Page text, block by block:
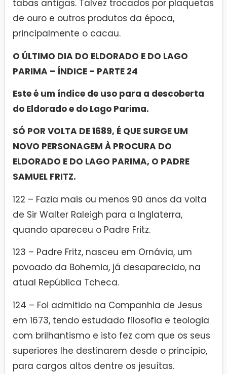
tabas antigas. Talvez trocados por plaquetas
de ouro e outros produtos da época,
principalmente o cacau.
O ÚLTIMO DIA DO ELDORADO E DO LAGO
PARIMA – ÍNDICE – PARTE 24
Este é um índice de uso para a descoberta
do Eldorado e do Lago Parima.
SÓ POR VOLTA DE 1689, É QUE SURGE UM
NOVO PERSONAGEM À PROCURA DO
ELDORADO E DO LAGO PARIMA, O PADRE
SAMUEL FRITZ.
122 – Fazia mais ou menos 90 anos da volta
de Sir Walter Raleigh para a Inglaterra,
quando apareceu o Padre Fritz.
123 – Padre Fritz, nasceu em Ornávia, um
povoado da Bohemia, já desaparecido, na
atual República Tcheca.
124 – Foi admitido na Companhia de Jesus
em 1673, tendo estudado filosofia e teologia
com brilhantismo e isto fez com que os seus
superiores lhe destinarem desde o princípio,
para cargos altos dentre os jesuítas.